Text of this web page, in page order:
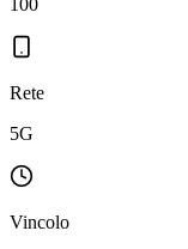
Rete
5G
Vincolo